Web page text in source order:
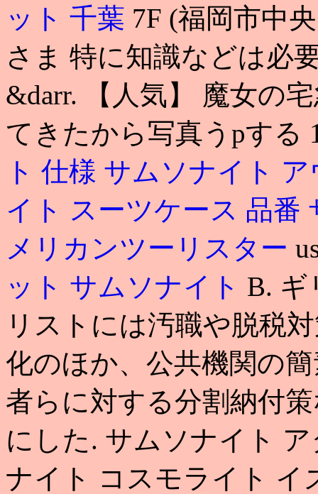
ット 千葉 7F (福岡市中
さま 特に知識などは必
&darr. 【人気】 魔女の
てきたから写真うpする
ト 仕様 サムソナイト
イト スーツケース 品番
メリカンツーリスター
ット サムソナイト B. ギ
リストには汚職や脱税
化のほか、公共機関の
者らに対する分割納付
にした. サムソナイト
ナイト コスモライト イ